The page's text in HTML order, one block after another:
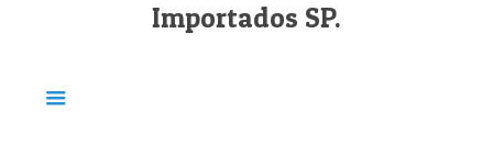
Importados SP.